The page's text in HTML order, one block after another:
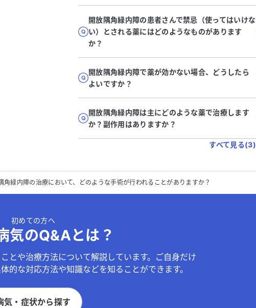
開放隅角緑内障の患者さんで禁忌（使ってはいけな
い）とされる薬にはどのようなものがあります
か？
開放隅角緑内障で薬が効かない場合、どうしたら
よいですか？
開放隅角緑内障は主にどのような薬で治療します
か？副作用はありますか？
すべて見る(3)
角緑内障の治療において、どのような手術が行われることがありますか？
初めての方へ
気のQ&Aとは？
とや治療方法について解説しています。ご自身だけ
的な対応方法や知識などを知ることができます。
気・症状から探す